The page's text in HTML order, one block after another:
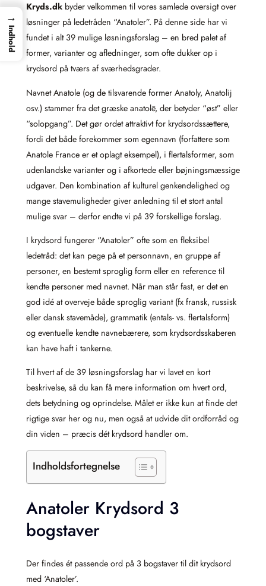
Kryds.dk byder velkommen til vores samlede oversigt over
løsninger på ledetråden “Anatoler”. På denne side har vi
fundet i alt 39 mulige løsningsforslag – en bred palet af
former, varianter og afledninger, som ofte dukker op i
krydsord på tværs af sværhedsgrader.
Navnet Anatole (og de tilsvarende former Anatoly, Anatolij
osv.) stammer fra det græske anatolē, der betyder “øst” eller
“solopgang”. Det gør ordet attraktivt for krydsordssættere,
fordi det både forekommer som egennavn (forfattere som
Anatole France er et oplagt eksempel), i flertalsformer, som
udenlandske varianter og i afkortede eller bøjningsmæssige
udgaver. Den kombination af kulturel genkendelighed og
mange stavemuligheder giver anledning til et stort antal
mulige svar – derfor endte vi på 39 forskellige forslag.
I krydsord fungerer “Anatoler” ofte som en fleksibel
ledetråd: det kan pege på et personnavn, en gruppe af
personer, en bestemt sproglig form eller en reference til
kendte personer med navnet. Når man står fast, er det en
god idé at overveje både sproglig variant (fx fransk, russisk
eller dansk stavemåde), grammatik (entals- vs. flertalsform)
og eventuelle kendte navnebærere, som krydsordsskaberen
kan have haft i tankerne.
Til hvert af de 39 løsningsforslag har vi lavet en kort
beskrivelse, så du kan få mere information om hvert ord,
dets betydning og oprindelse. Målet er ikke kun at finde det
rigtige svar her og nu, men også at udvide dit ordforråd og
din viden – præcis dét krydsord handler om.
Indholdsfortegnelse
Anatoler Krydsord 3
bogstaver
Der findes ét passende ord på 3 bogstaver til dit krydsord
med ‘Anatoler’.
→
Indhold